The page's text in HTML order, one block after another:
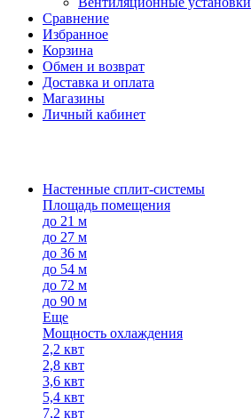
Сравнение
Избранное
Корзина
Обмен и возврат
Доставка и оплата
Магазины
Личный кабинет
Настенные сплит-системы
Площадь помещения
до 21 м
до 27 м
до 36 м
до 54 м
до 72 м
до 90 м
Еще
Мощность охлаждения
2,2 квт
2,8 квт
3,6 квт
5,4 квт
7,2 квт